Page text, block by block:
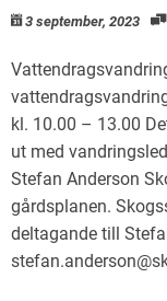
3 september, 2023
kl. 10.00 – 13.00
ut med
Stefan Anderson
gårdsplanen.
deltagande till